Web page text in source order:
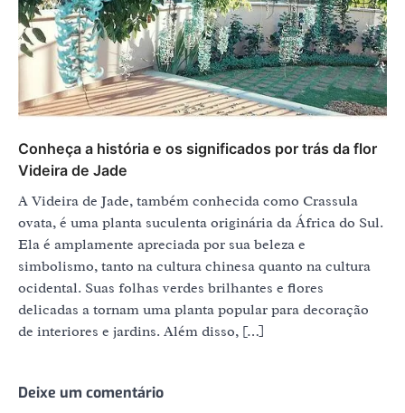
Conheça a história e os significados por trás da flor
Videira de Jade
A Videira de Jade, também conhecida como Crassula
ovata, é uma planta suculenta originária da África do Sul.
Ela é amplamente apreciada por sua beleza e
simbolismo, tanto na cultura chinesa quanto na cultura
ocidental. Suas folhas verdes brilhantes e flores
delicadas a tornam uma planta popular para decoração
de interiores e jardins. Além disso, […]
Deixe um comentário